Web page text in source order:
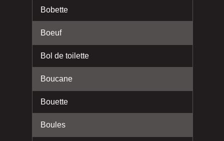
Bobette
Boeuf
Bol de toilette
Boucane
Bouette
Boules